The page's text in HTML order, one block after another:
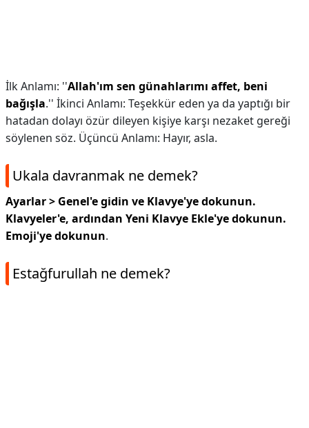
İlk Anlamı: ''Allah'ım sen günahlarımı affet, beni
bağışla.'' İkinci Anlamı: Teşekkür eden ya da yaptığı bir
hatadan dolayı özür dileyen kişiye karşı nezaket gereği
söylenen söz. Üçüncü Anlamı: Hayır, asla.
Ukala davranmak ne demek?
Ayarlar > Genel'e gidin ve Klavye'ye dokunun.
Klavyeler'e, ardından Yeni Klavye Ekle'ye dokunun.
Emoji'ye dokunun.
Estağfurullah ne demek?